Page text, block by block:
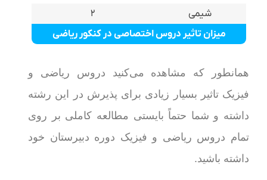
میزان تاثیر دروس اختصاصی در کنکور ریاضی
شیمی
۲
همانطور که مشاهده می‌کنید دروس ریاضی و
فیزیک تاثیر بسیار زیادی برای پذیرش در این رشته
داشته و شما حتماً بایستی مطالعه کاملی بر روی
تمام دروس ریاضی و فیزیک دوره دبیرستان خود
داشته باشید.